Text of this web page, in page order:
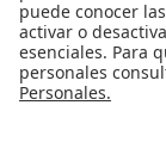
Compra de